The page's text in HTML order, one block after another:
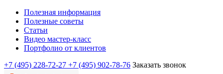
Полезная информация
Полезные советы
Статьи
Видео мастер-класс
Портфолио от клиентов
+7 (495) 228-72-27 +7 (495) 902-78-76 Заказать звонок